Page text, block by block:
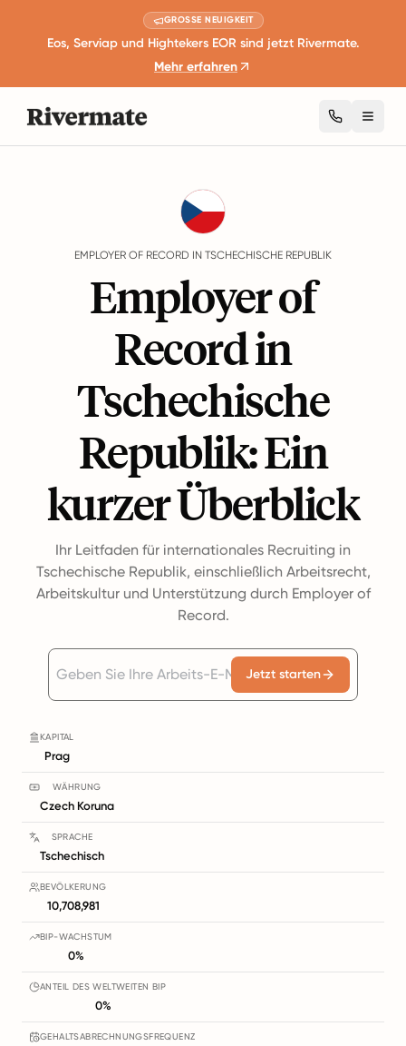
GROSSE NEUIGKEIT
Eos, Serviap und Hightekers EOR sind jetzt Rivermate.
Mehr erfahren
EMPLOYER OF RECORD IN TSCHECHISCHE REPUBLIK
Employer of
Record in
Tschechische
Republik: Ein
kurzer Überblick
Ihr Leitfaden für internationales Recruiting in
Tschechische Republik, einschließlich Arbeitsrecht,
Arbeitskultur und Unterstützung durch Employer of
Record.
Jetzt starten
KAPITAL
Prag
WÄHRUNG
Czech Koruna
SPRACHE
Tschechisch
BEVÖLKERUNG
10,708,981
BIP-WACHSTUM
0%
ANTEIL DES WELTWEITEN BIP
0%
GEHALTSABRECHNUNGSFREQUENZ